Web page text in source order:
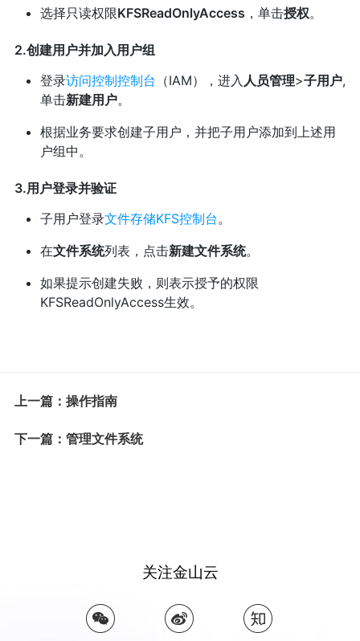
选择只读权限KFSReadOnlyAccess ，单击授权。
2.创建用户并加入用户组
登录访问控制控制台 （IAM），进入 人员管理>子用户,
单击新建用户。
根据业务要求创建子用户，并把子用户添加到上述用
户组中。
3.用户登录并验证
子用户登录文件存储KFS控制台。
在文件系统列表，点击新建文件系统。
如果提示创建失败，则表示授予的权限
KFSReadOnlyAccess生效。
上一篇：操作指南
下一篇：管理文件系统
关注金山云